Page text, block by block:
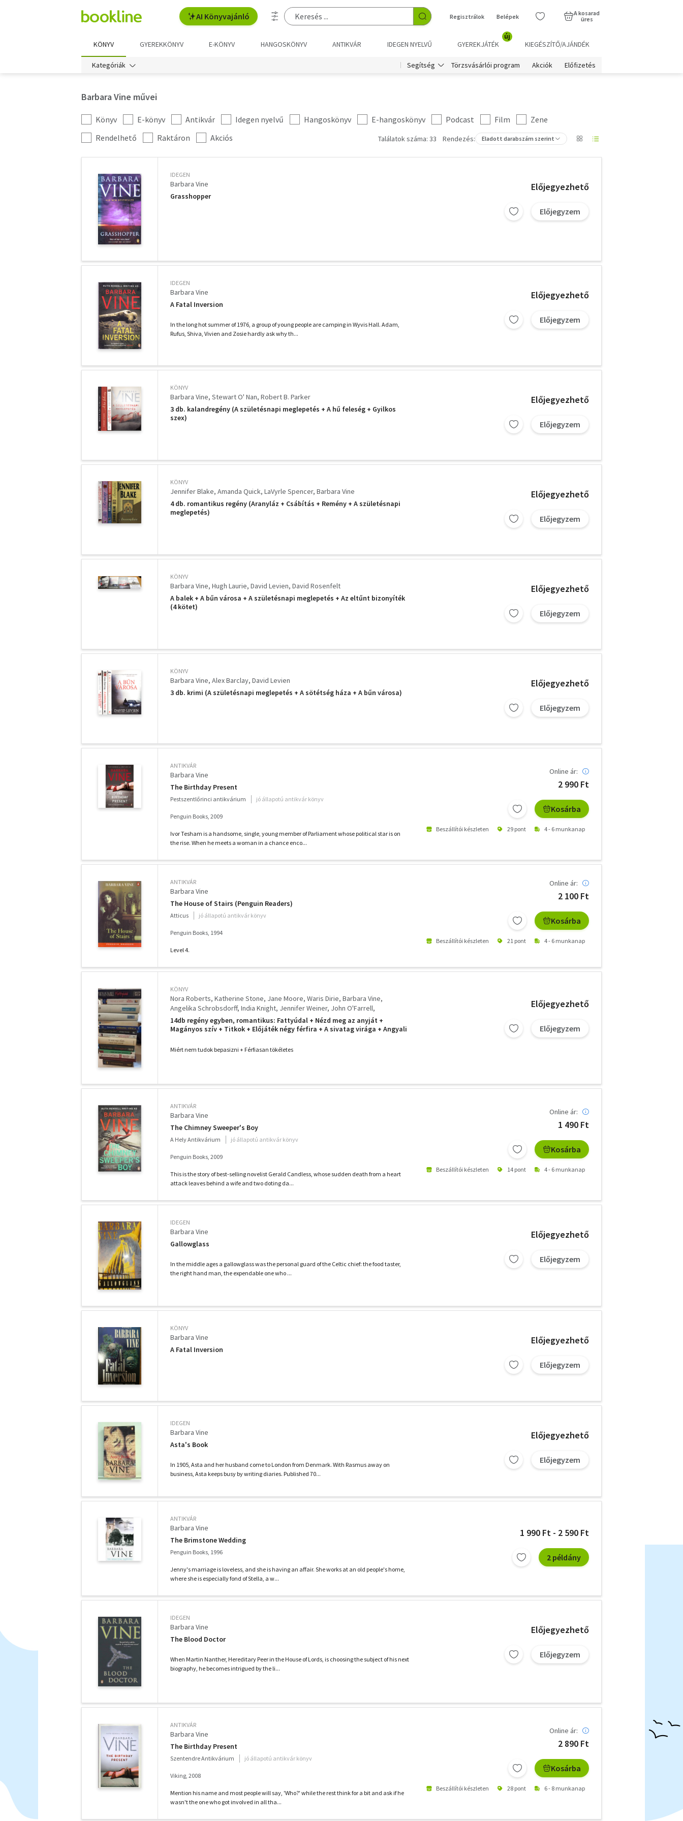
AI Könyvajánló Regisztrálok Belépek
A kosarad
üres
KÖNYV GYEREKKÖNYV E-KÖNYV HANGOSKÖNYV ANTIKVÁR IDEGEN NYELVŰ GYEREKJÁTÉK
új
KIEGÉSZÍTŐ/AJÁNDÉK
Kategóriák Segítség Törzsvásárlói program Akciók Előfizetés
Barbara Vine művei
Kategória
szűrés
Könyv E-könyv Antikvár Idegen nyelvű Hangoskönyv E-hangoskönyv Podcast Film
Zene
További
szűrők
Rendelhető Raktáron Akciós Találatok száma: 33 Rendezés: Eladott darabszám szerint
IDEGEN
Barbara Vine
Grasshopper
Előjegyezhető
Előjegyzem
IDEGEN
Barbara Vine
A Fatal Inversion
In the long hot summer of 1976, a group of young people are camping in Wyvis Hall. Adam,
Rufus, Shiva, Vivien and Zosie hardly ask why th...
Előjegyezhető
Előjegyzem
KÖNYV
Barbara Vine Stewart O' Nan Robert B. Parker
3 db. kalandregény (A születésnapi meglepetés + A hű feleség + Gyilkos
szex)
Előjegyezhető
Előjegyzem
KÖNYV
Jennifer Blake Amanda Quick LaVyrle Spencer Barbara Vine
4 db. romantikus regény (Aranyláz + Csábítás + Remény + A születésnapi
meglepetés)
Előjegyezhető
Előjegyzem
KÖNYV
Barbara Vine Hugh Laurie David Levien David Rosenfelt
A balek + A bűn városa + A születésnapi meglepetés + Az eltűnt bizonyíték
(4 kötet)
Előjegyezhető
Előjegyzem
KÖNYV
Barbara Vine Alex Barclay David Levien
3 db. krimi (A születésnapi meglepetés + A sötétség háza + A bűn városa)
Előjegyezhető
Előjegyzem
ANTIKVÁR
Barbara Vine
The Birthday Present
Pestszentlőrinci antikvárium jó állapotú antikvár könyv
Penguin Books, 2009
Ivor Tesham is a handsome, single, young member of Parliament whose political star is on
the rise. When he meets a woman in a chance enco...
Online ár:
2 990 Ft
Kosárba
Beszállítói készleten 29 pont 4 - 6 munkanap
ANTIKVÁR
Barbara Vine
The House of Stairs (Penguin Readers)
Atticus jó állapotú antikvár könyv
Penguin Books, 1994
Level 4.
Online ár:
2 100 Ft
Kosárba
Beszállítói készleten 21 pont 4 - 6 munkanap
KÖNYV
Nora Roberts Katherine Stone Jane Moore Waris Dirie Barbara Vine
Angelika Schrobsdorff India Knight Jennifer Weiner John O'Farrell
Vavyen Fable
14db regény egyben, romantikus: Fattyúdal + Nézd meg az anyját +
Magányos szív + Titkok + Előjáték négy férfira + A sivatag virága + Angyali
+ Vészbejárat + Bűbájosok + Egy cipőben+
Miért nem tudok bepasizni + Férfiasan tökéletes
Előjegyezhető
Előjegyzem
ANTIKVÁR
Barbara Vine
The Chimney Sweeper's Boy
A Hely Antikvárium jó állapotú antikvár könyv
Penguin Books, 2009
This is the story of best-selling novelist Gerald Candless, whose sudden death from a heart
attack leaves behind a wife and two doting da...
Online ár:
1 490 Ft
Kosárba
Beszállítói készleten 14 pont 4 - 6 munkanap
IDEGEN
Barbara Vine
Gallowglass
In the middle ages a gallowglass was the personal guard of the Celtic chief: the food taster,
the right hand man, the expendable one who ...
Előjegyezhető
Előjegyzem
KÖNYV
Barbara Vine
A Fatal Inversion
Előjegyezhető
Előjegyzem
IDEGEN
Barbara Vine
Asta's Book
In 1905, Asta and her husband come to London from Denmark. With Rasmus away on
business, Asta keeps busy by writing diaries. Published 70...
Előjegyezhető
Előjegyzem
ANTIKVÁR
Barbara Vine
The Brimstone Wedding
Penguin Books, 1996
Jenny's marriage is loveless, and she is having an affair. She works at an old people's home,
where she is especially fond of Stella, a w...
1 990 Ft - 2 590 Ft
2 példány
IDEGEN
Barbara Vine
The Blood Doctor
When Martin Nanther, Hereditary Peer in the House of Lords, is choosing the subject of his next
biography, he becomes intrigued by the li...
Előjegyezhető
Előjegyzem
ANTIKVÁR
Barbara Vine
The Birthday Present
Szentendre Antikvárium jó állapotú antikvár könyv
Viking, 2008
Mention his name and most people will say, 'Who?' while the rest think for a bit and ask if he
wasn't the one who got involved in all tha...
Online ár:
2 890 Ft
Kosárba
Beszállítói készleten 28 pont 6 - 8 munkanap